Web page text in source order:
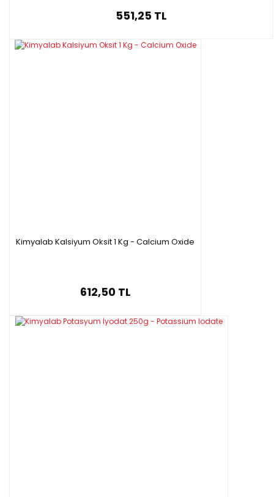
551,25 TL
Kimyalab Kalsiyum Oksit 1 Kg - Calcium Oxide
612,50 TL